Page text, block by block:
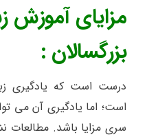
مزایای آموزش
بزرگسالان :
درست است که یادگیری
است؛ اما یادگیری آن می
سری مزایا باشد. مطالعات